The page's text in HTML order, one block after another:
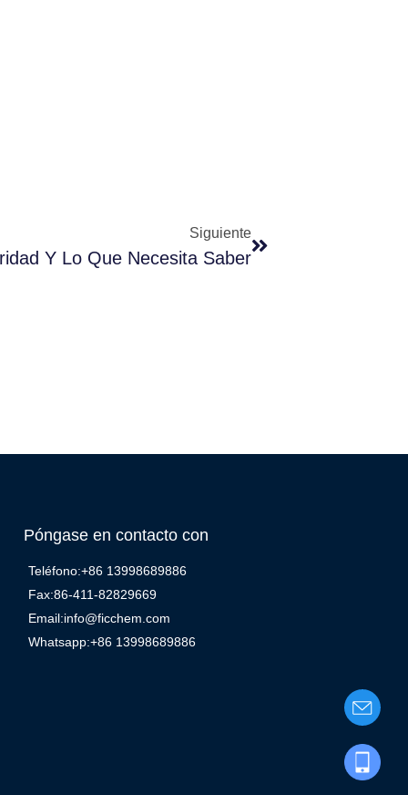
Siguiente
Y Lo Que Necesita Saber
Póngase en contacto con
Teléfono:+86 13998689886
Fax:86-411-82829669
Email:info@ficchem.com
Whatsapp:+86 13998689886